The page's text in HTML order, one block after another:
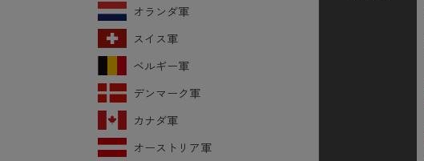
オランダ軍
スイス軍
ベルギー軍
デンマーク軍
カナダ軍
オーストリア軍